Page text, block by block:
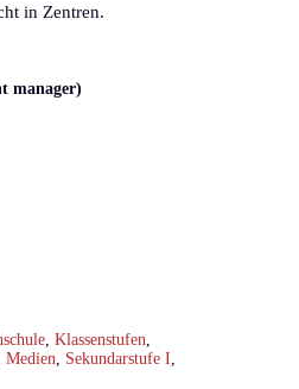
in Zentren.
manager)
Klassenstufen
Medien Sekundarstufe I